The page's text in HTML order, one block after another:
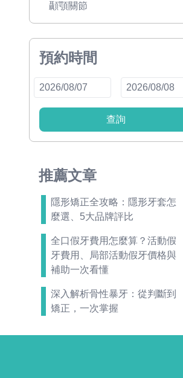
顳顎關節
預約時間
查詢
推薦文章
隱形矯正全攻略：隱形牙套怎
麼選、5大品牌評比
全口假牙費用怎麼算？活動假
牙費用、局部活動假牙價格與
補助一次看懂
深入解析骨性暴牙：從判斷到
矯正，一次掌握